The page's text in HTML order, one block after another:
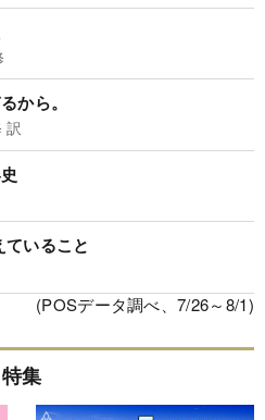
から。
訳
いること
(POSデータ調べ、7/26～8/1)
特集